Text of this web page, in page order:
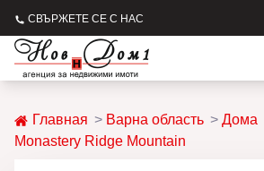
СВЪРЖЕТЕ СЕ С НАС
Главная Варна область
Дома
Monastery Ridge Mountain